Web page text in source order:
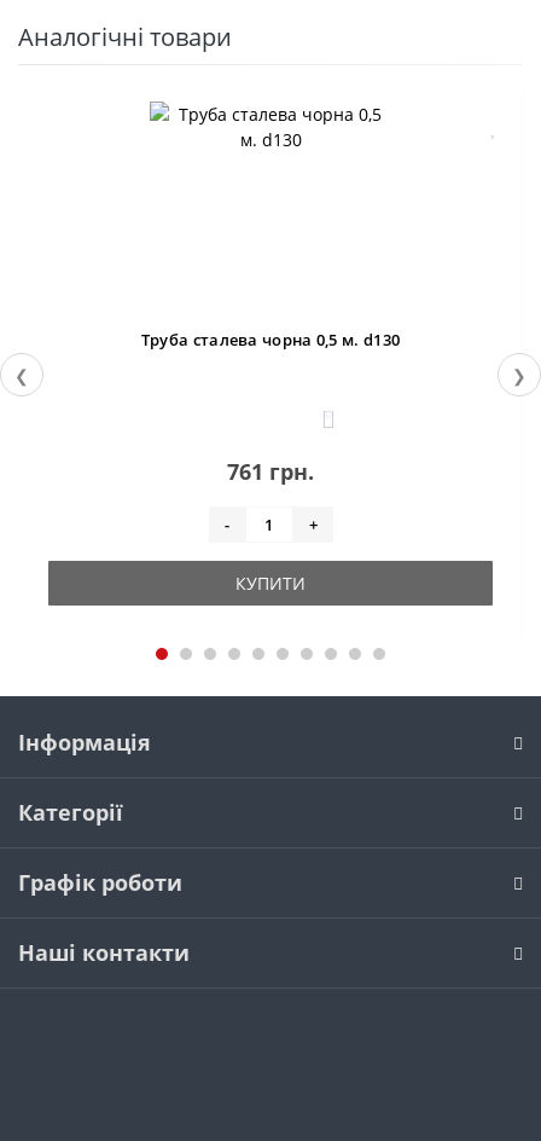
Аналогічні товари
❮
Труба сталева чорна 0,5 м. d130
0
761 грн.
- +
КУПИТИ
❯
Інформація
Категорії
Графік роботи
Наші контакти